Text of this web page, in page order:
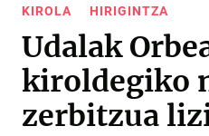
KIROLA HIRIGINTZA
Udalak
kiroldegiko
zerbitzua